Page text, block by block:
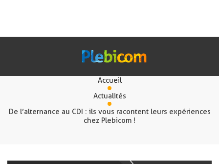
Actualités
Accueil
Actualités
De l’alternance au CDI : ils vous racontent leurs expériences
chez Plebicom !